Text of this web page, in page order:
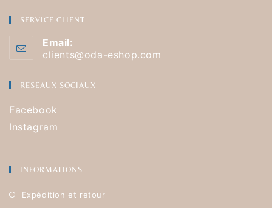
SERVICE CLIENT
Email:
clients@oda-eshop.com
RESEAUX SOCIAUX
Facebook
Instagram
INFORMATIONS
Expédition et retour